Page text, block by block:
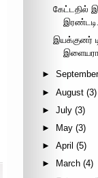
கேட்டதில்
இயக்குனர்
►
►August (3)
►July (3)
►
May (3)
►April (5)
►
March (4)